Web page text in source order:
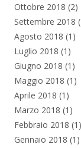
Ottobre 2018 (2)
Settembre 2018
Agosto 2018 (1)
Luglio 2018 (1)
Giugno 2018 (1)
Maggio 2018 (1)
Aprile 2018 (1)
Marzo 2018 (1)
Febbraio 2018 (1)
Gennaio 2018 (1)